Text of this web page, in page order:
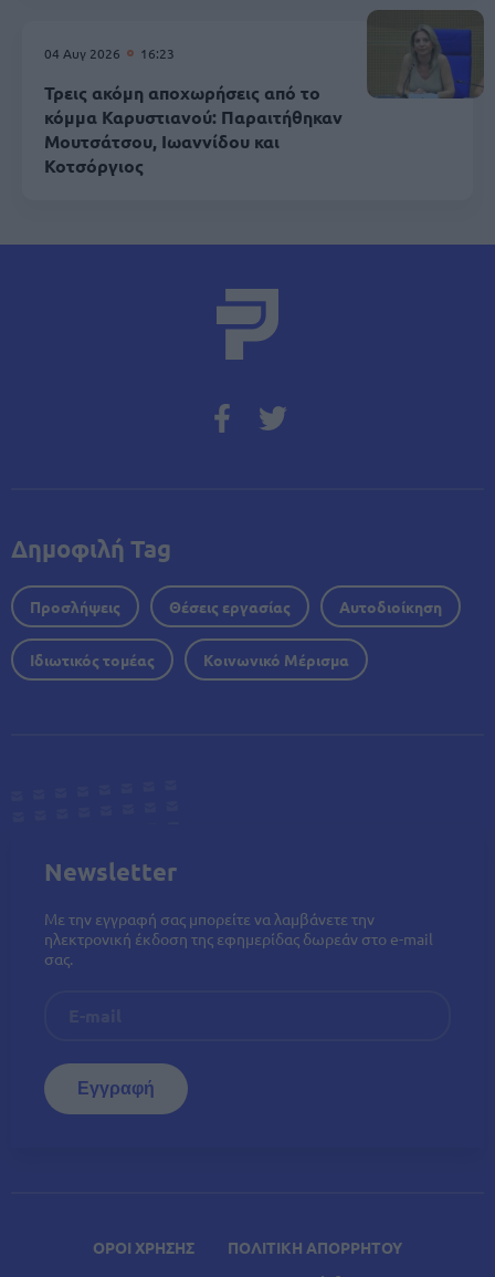
04 Αυγ 2026 16:23
Τρεις ακόμη αποχωρήσεις από το
κόμμα Καρυστιανού: Παραιτήθηκαν
Μουτσάτσου, Ιωαννίδου και
Κοτσόργιος
ΟΡΟΙ ΧΡΗΣΗΣ
ΠΟΛΙΤΙΚΗ ΑΠΟΡΡΗΤΟΥ
Δημοφιλή Tag
Προσλήψεις Θέσεις εργασίας Αυτοδιοίκηση
Ιδιωτικός τομέας Κοινωνικό Μέρισμα
Newsletter
Με την εγγραφή σας μπορείτε να λαμβάνετε την
ηλεκτρονική έκδοση της εφημερίδας δωρεάν στο e-mail
σας.